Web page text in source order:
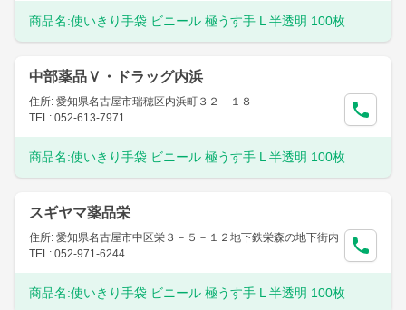
商品名:使いきり手袋 ビニール 極うす手 L 半透明 100枚
中部薬品Ｖ・ドラッグ内浜
住所: 愛知県名古屋市瑞穂区内浜町３２－１８
TEL: 052-613-7971
商品名:使いきり手袋 ビニール 極うす手 L 半透明 100枚
スギヤマ薬品栄
住所: 愛知県名古屋市中区栄３－５－１２地下鉄栄森の地下街内
TEL: 052-971-6244
商品名:使いきり手袋 ビニール 極うす手 L 半透明 100枚